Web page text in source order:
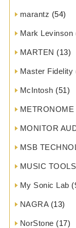
marantz (54)
Mark Levinson
MARTEN (13)
Master Fidelity
McIntosh (51)
METRONOME
MONITOR
MSB
MUSIC TOOLS
My Sonic Lab
NAGRA(13)
NorStone (17)